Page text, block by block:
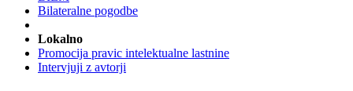
Bilateralne pogodbe
Lokalno
Promocija pravic intelektualne lastnine
Intervjuji z avtorji